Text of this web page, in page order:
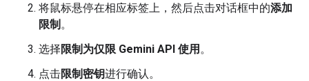
将鼠标悬停在相应标签上，然后点击对话框中的添加
限制 。
选择限制为仅限 Gemini API 使用 。
点击限制密钥进行确认。